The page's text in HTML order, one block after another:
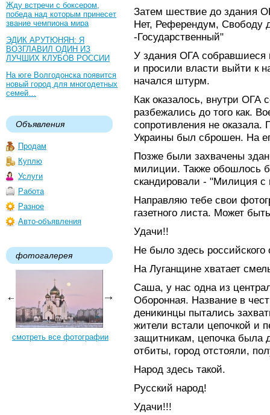
Жду встречи с боксером,
победа над которым принесет
звание чемпиона мира
ЭДИК АРУТЮНЯН: Я
ВОЗГЛАВИЛ ОДИН ИЗ
ЛУЧШИХ КЛУБОВ РОССИИ
На юге Волгодонска появится
новый город для многодетных
семей…
Объявления
Продам
Куплю
Услуги
Работа
Разное
Авто-объявления
фотогалерея
смотреть все фотографии
Затем шествие до здания
Нет, Референдум, Свободу
-Государственный"
У здания ОГА собравшиеся
и просили власти выйти к
начался штурм.
Как оказалось, внутри ОГА
разбежались до того как.
сопротивления не
Украины был сброшен. На
Позже были захвачены
милиции. Также обошлось
скандировали - "Милиция с
Направляю тебе свои
газетного листа. Может
Удачи!!
Не было здесь
На Луганщине хватает
Саша, у нас одна из
Оборонная. Название в
деникинцы пытались
жители встали цепочкой и
защитникам, цепочка была
отбиты, город отстояли,
Народ здесь такой.
Русский народ!
Удачи!!!